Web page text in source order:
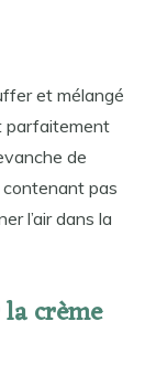
et mélangé
parfaitement
de
contenant pas
l’air dans la
crème